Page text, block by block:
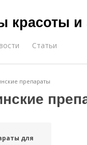
красоты и
Статьи
препараты
для